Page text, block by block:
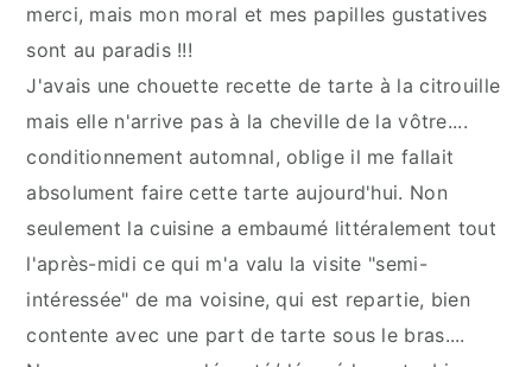
merci, mais mon moral et mes papilles gustatives
sont au paradis !!!
J'avais une chouette recette de tarte à la citrouille
mais elle n'arrive pas à la cheville de la vôtre....
conditionnement automnal, oblige il me fallait
absolument faire cette tarte aujourd'hui. Non
seulement la cuisine a embaumé littéralement tout
l'après-midi ce qui m'a valu la visite "semi-
intéressée" de ma voisine, qui est repartie, bien
contente avec une part de tarte sous le bras....